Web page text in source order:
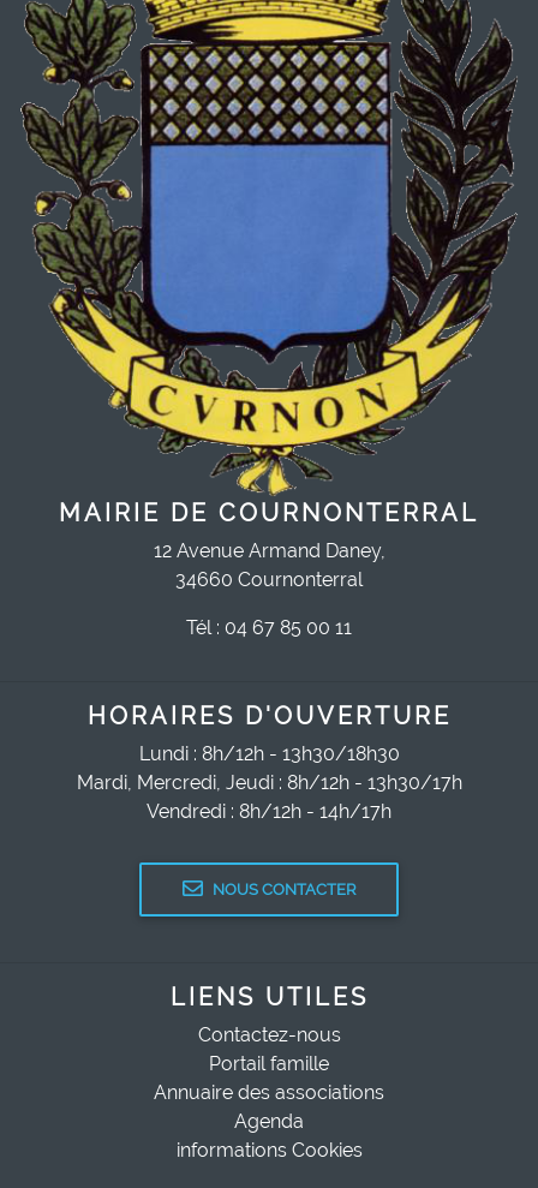
MAIRIE DE COURNONTERRAL
12 Avenue Armand Daney,
34660 Cournonterral
Tél : 04 67 85 00 11
HORAIRES D'OUVERTURE
Lundi : 8h/12h - 13h30/18h30
Mardi, Mercredi, Jeudi : 8h/12h - 13h30/17h
Vendredi : 8h/12h - 14h/17h
NOUS CONTACTER
LIENS UTILES
Contactez-nous
Portail famille
Annuaire des associations
Agenda
informations Cookies